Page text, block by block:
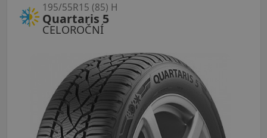
CELOROČNÍ
Quartaris 5
195/55R15 (85) H